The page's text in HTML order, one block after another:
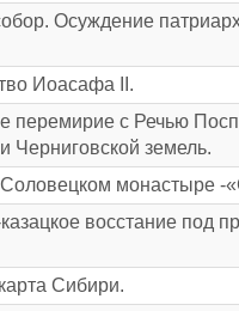
Осуждение
Иоасафа II.
перемирие с Речью
Черниговской земель.
монастыре -
казацкое восстание под
Сибири.